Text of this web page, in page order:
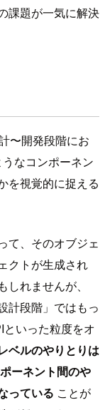
課題が一気に解決
〜開発段階にお
なコンポーネン
を視覚的に捉える
て、そのオブジェ
クトが生成され
れませんが、
計段階」ではもっ
いった粒度をオ
ベルのやりとりは
ーネント間のや
っている ことが